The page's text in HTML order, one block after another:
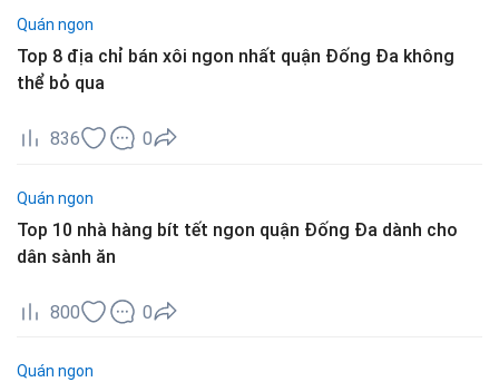
Quán ngon
Top 8 địa chỉ bán xôi ngon nhất quận Đống Đa không
thể bỏ qua
836 0
Quán ngon
Top 10 nhà hàng bít tết ngon quận Đống Đa dành cho
dân sành ăn
800 0
Quán ngon